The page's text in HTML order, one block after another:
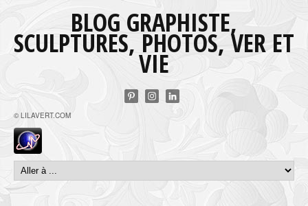
BLOG GRAPHISTE,
SCULPTURES, PHOTOS, VER ET
VIE
© LILAVERT.COM